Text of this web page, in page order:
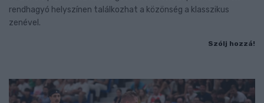
rendhagyó helyszínen találkozhat a közönség a klasszikus
zenével.
Szólj hozzá!